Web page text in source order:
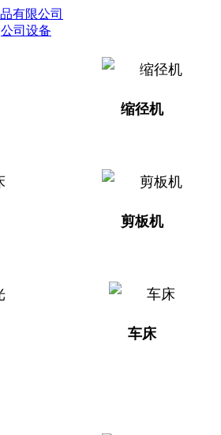
公司设备
缩径机
剪板机
车床